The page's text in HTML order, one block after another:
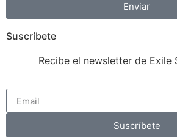
Enviar
Suscríbete
Recibe el newsletter de Exile
Suscríbete